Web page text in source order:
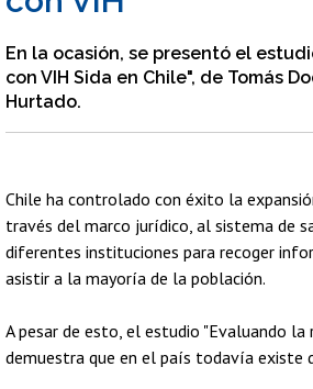
En la ocasión, se presentó el
con VIH Sida en Chile", de Tomás
Hurtado.
Chile ha controlado con éxito la
través del marco jurídico, al sistema de
diferentes instituciones para recoger
asistir a la mayoría de la población.
A pesar de esto, el estudio "Evaluando
demuestra que en el país todavía existe